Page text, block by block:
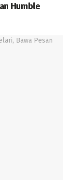
Humble